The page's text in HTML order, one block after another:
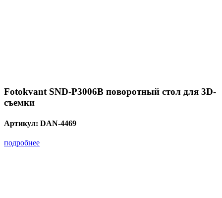
Fotokvant SND-P3006B поворотный стол для 3D-
съемки
Артикул: DAN-4469
подробнее